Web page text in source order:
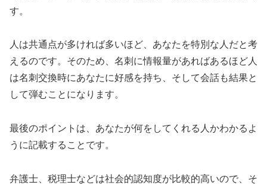
す。
人は共通点が多ければ多いほど、あなたを特別な人だと考
えるのです。そのため、名刺に情報量があればあるほど人
は名刺交換時にあなたに好感を持ち、そして会話も結果と
して弾むことになります。
最後のポイントは、あなたが何をしてくれる人かわかるよ
うに記載することです。
弁護士、税理士などは社会的認知度が比較的高いので、そ